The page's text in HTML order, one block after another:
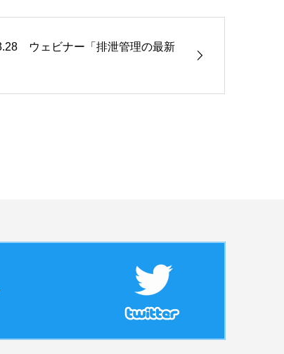
ウェビナー「排泄管理の最新